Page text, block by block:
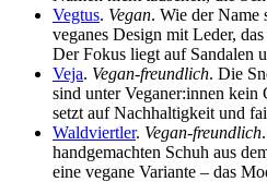
Vegtus. Vegan. Wie der Name
veganes Design mit Leder,
Der Fokus liegt auf Sandalen
Veja. Vegan-freundlich. Die
sind unter Veganer:innen
setzt auf Nachhaltigkeit und
Waldviertler. Vegan-freundlich
handgemachten Schuh aus
eine vegane Variante – das